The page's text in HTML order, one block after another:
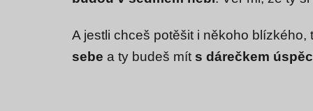
A jestli chceš potěšit i někoho
sebe a ty budeš mít s dárečkem